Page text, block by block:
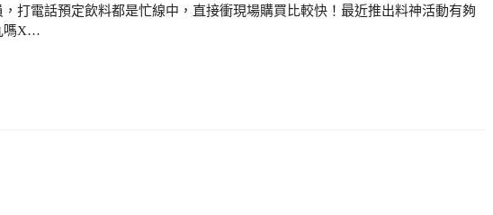
打電話預定飲料都是忙線中，直接衝現場購買比較快！最近推出料神活動有夠
嗎X…